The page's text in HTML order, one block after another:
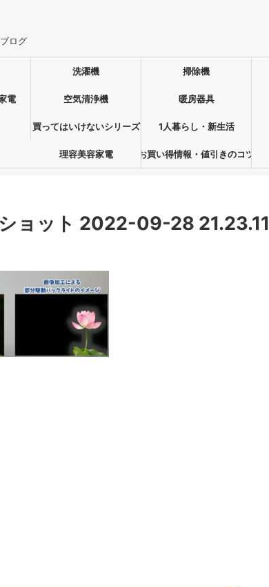
ログ
洗濯機 掃除機
電 空気清浄機 暖房器具
買ってはいけないシリーズ 1人暮らし・新生活
理容美容家電 お買い得情報・値引きのコツ
ョット 2022-09-28 21.23.11